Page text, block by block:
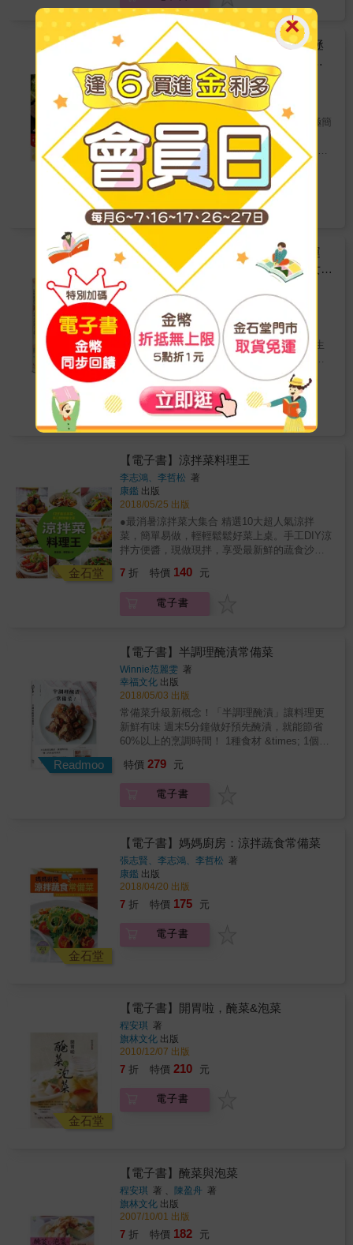
典。」 & 烏佛爺˙料理品酒生活家 ──「一杯完
美搭配的好酒，一秒讓你家變成米其林餐
廳。」 & 陳定鑫˙社團法人台灣侍酒師協會理事
長──「這是一本讓人胃口大開的書；精美的料
理圖片配上深入淺出的酒類知識介紹，讓讀者
能輕鬆學習如何餐酒搭配。」
的日式家常菜，仍承襲了日系擺盤美學，非常
重視色彩平衡，設計料理時希望每餐都有白
色、棕色、黑色、黃色、紅色和綠色，讓色香
味具足。
丁香魚、四喜烤麩、寧式燻魚等◎滷製小菜：
「老闆，切一份豆乾海帶！」麵攤小菜櫃內泛
著油光、飄著香氣的小菜，稍微花點小工夫，
帶你在家復刻。→如雞腳凍、豬腳綑蹄、茶燻
雞翅腿、筑前煮、剁椒拌雞胗等本書特色：★
小菜常備保存&享用「大學問」如何分裝、延長
保鮮、退冰復熱，通通告訴你！★保鮮容器挑
選&使用「好方便」保存容器這樣清潔才確實；
夾鏈袋醃漬小撇步。★小家庭、少人數份量
「免拿捏」涼菜吃不完別緊張，冷藏保存，隔
餐想吃再吃。★做法簡單，快速上菜「零失
敗」多數小菜20分鐘內搞定，每個人都能輕鬆
完成。
較多汁且更美味！ 本書提供完美的鹽糖水比例
讓你料理不再失敗。使用浸泡過鹽醣水的肉類
變化出55道料理，最後再加點玩心，在鹽糖水
中加入醬油或香草，提供10道不同風味的特色
食譜。 & 【日本亞馬遜讀者回饋】 讀者 池田
千尋 ★★★★★ 使用鹽糖水醃漬了肉類和蔬
菜，還有簡單易做的醬汁食譜，有買到這本書
太好了！ & 讀者3位孩子的母親みみず
★★★★★ 將買來的肉或魚使用鹽糖水醃漬再
加以料理後，每次品嚐時總會有「哇～太鮮嫩
多汁了！！」的感受。之後還想再多嘗試鹽糖
水的各種食譜！ & 【本書內容】 ✧超簡單の鹽
糖水原理 鹽：增加保存期限並決定味道的關鍵
糖：具有阻止蛋白質緊縮的效果，同時還能保
住組織內的水分 水：靠著水來融化鹽與砂糖，
讓肉或魚可以浸泡在成分一致的液體中 ✧大廚
也不願分享的料理秘密！ 那些因加熱而容易變
柴過硬的肉類與魚類，只要利用鹽糖水醃漬
法，就能夠完整保留水分而且口感柔嫩！ ✧鹽
糖水帶出食材的鮮味 只有鹽、糖和水的簡單味
道不會掩蓋食材本身的滋味，且能帶出美味無
窮的鮮味。 ✧科學＋料理＝65道高蛋白佳餚 豬
X雞X魚等紅肉、白肉皆適用，還能延伸至蔬菜
X豆腐X雞蛋X起司等食材的多種運用。 ✧鹽糖
水的變化 鹽糖水中的「鹽」有更進階的使用方
式，將之更換為醬油、魚露、檸檬和香料，融
合出截然不同的特色異國料理！ & 【本書特
色】 ✦家裡隨手可得的常備品：粗鹽、砂糖、
水，三分鐘就能完成料理前製作業。 ✦針對食
材特性保留風味，輕鬆去除食材異味，不用過
都能泡漬，保存方便且隨時想吃解凍就能煮。
✦提供55種基礎料理菜單，再加10道的醬汁變
化，讓菜色有更多創意點子。 &
金石堂
【電子書】鹽糖水‧黃金比例醃漬法：拯
救無味乾柴x延長保存期限，新手&懶人
零秒上手！科學萬用醃漬食譜65選
上田淳子著
墨刻出版
2023/02/04 出版
日本Amazon 4.5顆星好評如潮 零秒上手的極簡
料理 只要調個鹽糖水，再普通的食材都變美
味！ & 隨著西方飲食普及，愈來愈多人知道利
用泡濃鹽水來使肉類料理變得美味，但試過幾
個網路食譜，總是過鹹而失敗？ 將肉泡在鹽水
裡，經滲透壓作用水分從鹽水移轉到蛋白質細
胞裡，使結構膨脹變得柔軟，烹飪之後變得比
較多汁且更美味！ 本書提供完美的鹽糖水比例
讓你料理不再失敗。使用浸泡過鹽醣水的肉類
變化出55道料理，最後再加點玩心，在鹽糖水
中加入醬油或香草，提供10道不同風味的特色
食譜。 & 【日本亞馬遜讀者回饋】 讀者 池田
千尋 ★★★★★ 使用鹽糖水醃漬了肉類和蔬
菜，還有簡單易做的醬汁食譜，有買到這本書
太好了！ & 讀者3位孩子的母親みみず
★★★★★ 將買來的肉或魚使用鹽糖水醃漬再
加以料理後，每次品嚐時總會有「哇～太鮮嫩
多汁了！！」的感受。之後還想再多嘗試鹽糖
水的各種食譜！ & 【本書內容】 ✧超簡單の鹽
糖水原理 鹽：增加保存期限並決定味道的關鍵
糖：具有阻止蛋白質緊縮的效果，同時還能保
住組織內的水分 水：靠著水來融化鹽與砂糖，
讓肉或魚可以浸泡在成分一致的液體中 ✧大廚
柴過硬的肉類與魚類，只要利用鹽糖水醃漬
法，就能夠完整保留水分而且口感柔嫩！ ✧鹽
糖水帶出食材的鮮味 只有鹽、糖和水的簡單味
道不會掩蓋食材本身的滋味，且能帶出美味無
窮的鮮味。 ✧科學＋料理＝65道高蛋白佳餚 豬
X雞X魚等紅肉、白肉皆適用，還能延伸至蔬菜
X豆腐X雞蛋X起司等食材的多種運用。 ✧鹽糖
式，將之更換為醬油、魚露、檸檬和香料，融
色】 ✦家裡隨手可得的常備品：粗鹽、砂糖、
水，三分鐘就能完成料理前製作業。 ✦針對食
多調味就好吃。 ✦小袋子、小盒子等任何容器
都能泡漬，保存方便且隨時想吃解凍就能煮。
✦提供55種基礎料理菜單，再加10道的醬汁變
化，讓菜色有更多創意點子。 &
7 折 特價 280 元
金石堂
【電子書】日本時代臺灣運動員的奧運
夢：林月雲的三挑戰與解開裹腳布的女子
運動競技
金湘斌
秀威出版出版
2021/07/29 出版
林月雲，1915年9月8日出生，臺灣彰化和美
人，先後就讀彰化女子公學校（今彰化縣民生
國小）、臺中州立彰化高等女學校（今國立彰
化女中）、日本女子體育專門學校（今日本女
子體育大學）。身為臺灣初代「女飛人」的
她，於1931年9月的「第十二屆全島陸上競技大
會」中，表現一鳴驚人，被膺選成為第一位代
表臺灣參賽明治神宮體育大會的「正港」臺灣
彈跳力揚名明治神宮體育大會、聲名大噪，更
在日本內地舉辦的各賽事中，多次登上80公尺
跨欄、三級跳遠、跳遠等項目的后座，甚至曾
經一度突破當時的日本紀錄！1932、1936、
1940年，林月雲三次參與奧運會選拔，雖然三
次皆因各種原因功敗垂成，未能達成「光耀臺
灣」的理想，只能收起釘鞋、裝備，轉身漸漸
淡出熟悉的田徑跑道，但她的追求無疑已為日
後臺灣女子運動員擘畫出努力的方向與目標，
範的作用。 金湘斌被林月雲三度追逐奧運會夢
想的過程所深深吸引，甚至因此解鎖了新的研
本書附篇〈纏足到競技〉則梳理臺灣女性擺脫
長久以來纏足對身體的束縛、參與運動競技的
時代背景，深入淺出地呈現臺灣女子體育運動
史；由此，讀者方能清楚瞭解林月雲代表臺灣
名揚日本明治神宮體育大會和三度試圖挑戰登
上奧運會舞台的不易。同時，本書亦收錄百餘
張珍貴歷史相片，令人仿若穿越時空、親歷田
姿。
特價 280
電子書
金石堂
【電子書】涼拌菜料理王
李志鴻、李哲松 著
康鑑 出版
2018/05/25 出版
●最消暑涼拌菜大集合 精選10大超人氣涼拌
菜，簡單易做，輕輕鬆鬆好菜上桌。手工DIY涼
拌方便醬，現做現拌，享受最新鮮的蔬食沙
開 料理達人完整公開「生拌、醃拌、熟拌、灼
示範數道美味涼拌沙拉，即使是廚房新手也能
沙拉。清爽低卡的蔬食，搭配高蛋白的海鮮、
肉類，是瘦身族減脂塑身的首選。 ●異國風味
涼拌創意百搭 5星級大廚特製百變異國風味沙
拉，搜羅最受歡迎的法式、義式、泰式、日
式、韓式、越南、雲南、新馬、印度等地的人
氣沙拉。多樣化的口味與選擇，讓你天天吃也
不會膩。
7 折 特價 140 元
電子書
Readmoo
【電子書】半調理醃漬常備菜
Winnie范麗雯 著
幸福文化 出版
2018/05/03 出版
常備菜升級新概念！「半調理醃漬」讓料理更
新鮮有味 週末5分鐘做好預先醃漬，就能節省
60%以上的烹調時間！ 1種食材 &times; 1個配
無限變化 & 「常備菜」在台灣已流行一陣子，
的人來說，「半調理醃漬」是更棒的選擇，一
了老師級的調味配方，包含醋漬、油漬、鹽
漬、香料漬、香草漬、酒漬、鹽麴漬&hellip;
等，每種半調理醃漬都能延伸多樣菜色，滿足
下班後只有一點時間能煮飯的主婦或自炊族！
當下，只需花一些時間預先處理，做好「半調
漬後放冷凍庫。等到要烹調的當日，醃漬好的
敗】 無論當餐主食材是雞、豬、牛或海鮮都
OK，Winnie老師先教你常用部位的前處理法，
再依配方混入香草香料與調味料，放入保鮮盒
罐或密封袋中拌勻並靜置。預漬後的肉品海
鮮，不僅能完美呈現該有的口感，更有著多樣
書中每款基底配方可延伸2至3種菜色，輕鬆搞
定多餐需求，而且做一餐飯就能連便當菜也準
好幫手。 & ．日式風味雞腿&rarr;龍田炸雞、雞
肉蓮藕炊飯、黑醋醬燴雞肉鮮蔬 ．清爽鹽味預
漬雞&rarr;蒜香培根烤雞腿排、脆皮椒鹽雞翅、
紅酒燉雞翅腿 ．義式香草牛排&rarr;芥末籽醬煮
牛排、香煎牛排佐綜合莓果醋醬、網烤牛排桃
子溫沙拉 ．香料風味牛絞肉&rarr;起司焗烤漢堡
特價 279 元
電子書
金石堂
【電子書】媽媽廚房：涼拌蔬食常備菜
張志賢、李志鴻、李哲松 著
康鑑 出版
2018/04/20 出版
7 折 特價 175 元
電子書
金石堂
【電子書】開胃啦，醃菜&泡菜
程安琪 著
旗林文化 出版
2010/12/07 出版
7 折 特價 210 元
電子書
【電子書】醃菜與泡菜
程安琪 著 、 陳盈舟 著
旗林文化 出版
2007/10/01 出版
7 折 特價 182 元